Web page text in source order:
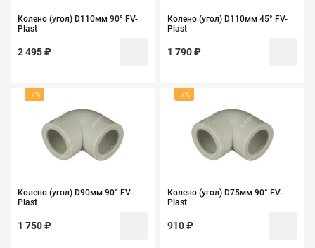
Колено (угол) D110мм 90° FV-
Plast
2 495 ₽
Колено (угол) D110мм 45° FV-
Plast
1 790 ₽
-7%
Колено (угол) D90мм 90° FV-
Plast
1 750 ₽
-7%
Колено (угол) D75мм 90° FV-
Plast
910 ₽